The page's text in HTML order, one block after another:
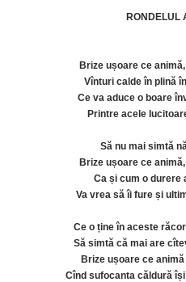
RONDELUL
Brize ușoare ce
Vînturi calde în plină
Ce va aduce o boare
Printre acele
Să nu mai simtă
Brize ușoare ce
Ca și cum o durere
Va vrea să îi fure și
Ce o ține în aceste
Să simtă că mai are
Brize ușoare ce
Cînd sufocanta căldură